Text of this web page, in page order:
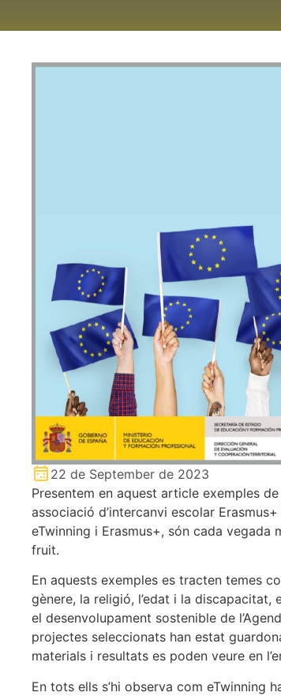
22 de September de 2023
Presentem en aquest article exemples
associació d’intercanvi escolar
eTwinning i Erasmus+, són cada vegada
fruit.
En aquests exemples es tracten temes
gènere, la religió, l’edat i la
el desenvolupament sostenible de
projectes seleccionats han estat
materials i resultats es poden veure en
En tots ells s’hi observa com eTwinning